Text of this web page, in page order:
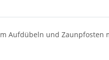
Aufdübeln und Zaunpfosten